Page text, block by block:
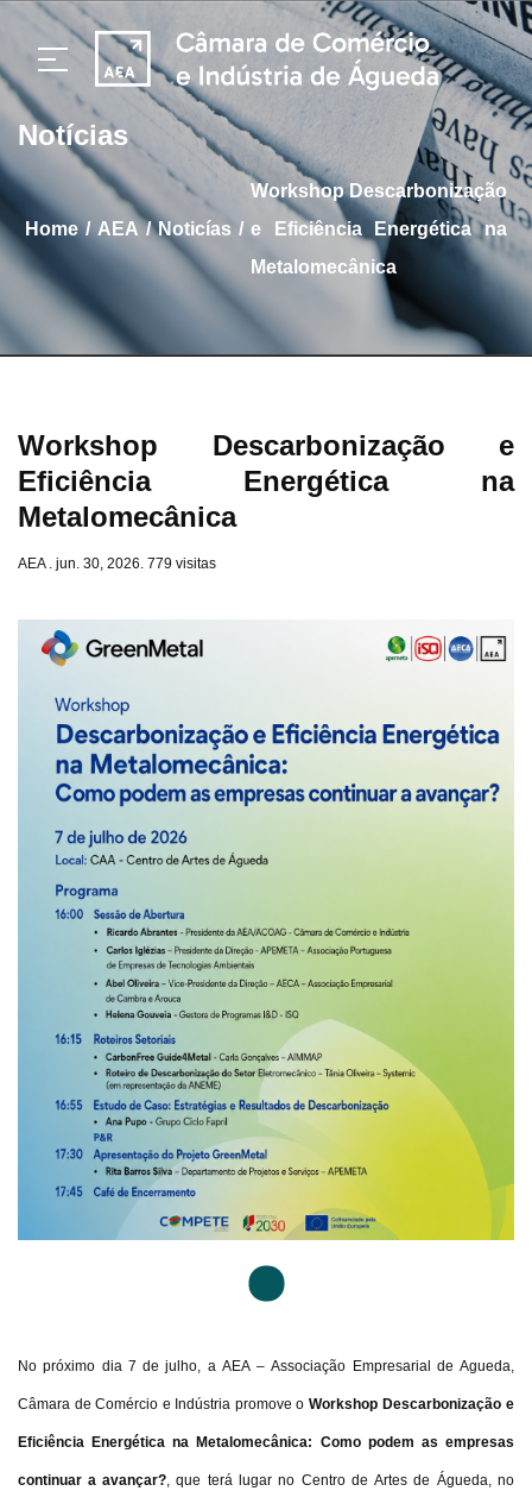
Notícias
home / AEA / Noticías /
Workshop Descarbonização
e Eficiência Energética na
Metalomecânica
Workshop Descarbonização e
Eficiência Energética na
Metalomecânica
AEA . jun. 30, 2026. 779 visitas
No próximo dia 7 de julho, a AEA – Associação Empresarial de Agueda,
Câmara de Comércio e Indústria promove o Workshop Descarbonização e
Eficiência Energética na Metalomecânica: Como podem as empresas
continuar a avançar?, que terá lugar no Centro de Artes de Águeda, no